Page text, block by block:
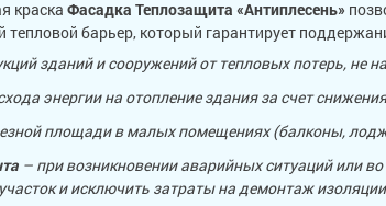
краска Фасадка Теплозащита «Антиплесень»
барьер, который гарантирует
зданий и сооружений от тепловых потерь,
энергии на отопление здания за счет
площади в малых помещениях (балконы,
– при возникновении аварийных ситуаций или
и исключить затраты на демонтаж